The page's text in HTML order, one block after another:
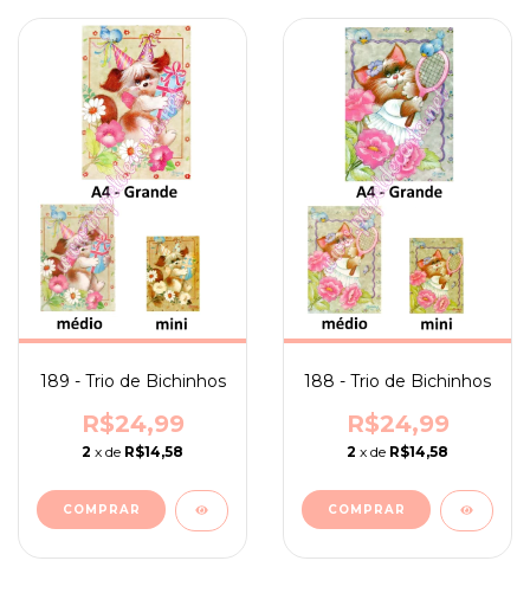
189 - Trio de Bichinhos
R$24,99
2 x de R$14,58
188 - Trio de Bichinhos
R$24,99
2 x de R$14,58